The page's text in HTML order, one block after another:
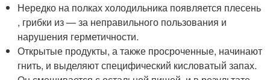
Нередко на полках холодильника появляется плесень
, грибки из — за неправильного пользования и
нарушения герметичности.
Открытые продукты, а также просроченные, начинают
гнить, и выделяют специфический кисловатый запах.